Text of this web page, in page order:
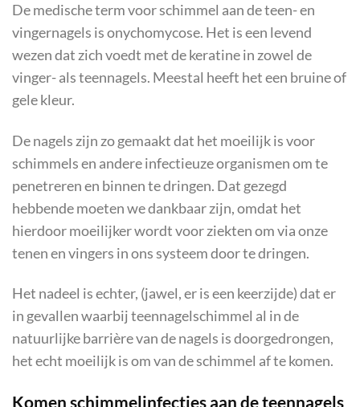
De medische term voor schimmel aan de teen- en
vingernagels is onychomycose. Het is een levend
wezen dat zich voedt met de keratine in zowel de
vinger- als teennagels. Meestal heeft het een bruine of
gele kleur.
De nagels zijn zo gemaakt dat het moeilijk is voor
schimmels en andere infectieuze organismen om te
penetreren en binnen te dringen. Dat gezegd
hebbende moeten we dankbaar zijn, omdat het
hierdoor moeilijker wordt voor ziekten om via onze
tenen en vingers in ons systeem door te dringen.
Het nadeel is echter, (jawel, er is een keerzijde) dat er
in gevallen waarbij teennagelschimmel al in de
natuurlijke barrière van de nagels is doorgedrongen,
het echt moeilijk is om van de schimmel af te komen.
Komen schimmelinfecties aan de teennagels